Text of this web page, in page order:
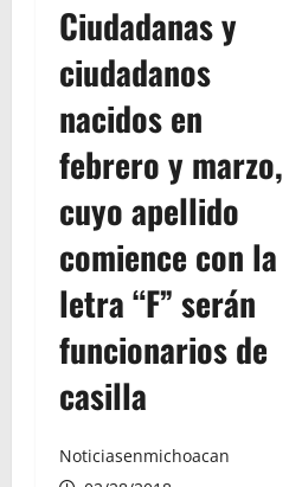
Ciudadanas y
ciudadanos
nacidos en
febrero y marzo,
cuyo apellido
comience con la
letra “F” serán
funcionarios de
casilla
Noticiasenmichoacan